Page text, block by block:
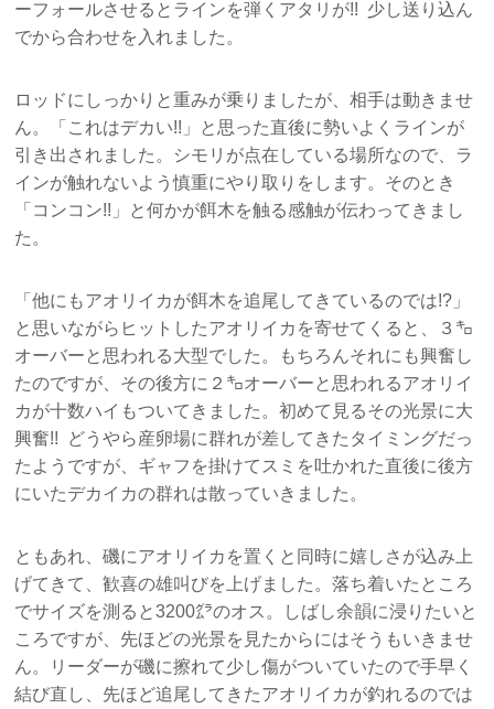
ーフォールさせるとラインを弾くアタリが!! 少し送り込ん
でから合わせを入れました。
ロッドにしっかりと重みが乗りましたが、相手は動きませ
ん。「これはデカい!!」と思った直後に勢いよくラインが
引き出されました。シモリが点在している場所なので、ラ
インが触れないよう慎重にやり取りをします。そのとき
「コンコン!!」と何かが餌木を触る感触が伝わってきまし
た。
「他にもアオリイカが餌木を追尾してきているのでは!?」
と思いながらヒットしたアオリイカを寄せてくると、３㌔
オーバーと思われる大型でした。もちろんそれにも興奮し
たのですが、その後方に２㌔オーバーと思われるアオリイ
カが十数ハイもついてきました。初めて見るその光景に大
興奮!! どうやら産卵場に群れが差してきたタイミングだっ
たようですが、ギャフを掛けてスミを吐かれた直後に後方
にいたデカイカの群れは散っていきました。
ともあれ、磯にアオリイカを置くと同時に嬉しさが込み上
げてきて、歓喜の雄叫びを上げました。落ち着いたところ
でサイズを測ると3200㌘のオス。しばし余韻に浸りたいと
ころですが、先ほどの光景を見たからにはそうもいきませ
ん。リーダーが磯に擦れて少し傷がついていたので手早く
結び直し、先ほど追尾してきたアオリイカが釣れるのでは